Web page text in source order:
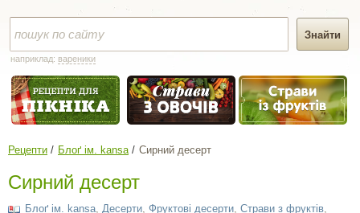
наприклад: вареники
Рецепти Блоґ ім. kansa Сирний десерт
Сирний десерт
Блоґ ім. kansa Десерти Фруктові десерти Страви з фруктів